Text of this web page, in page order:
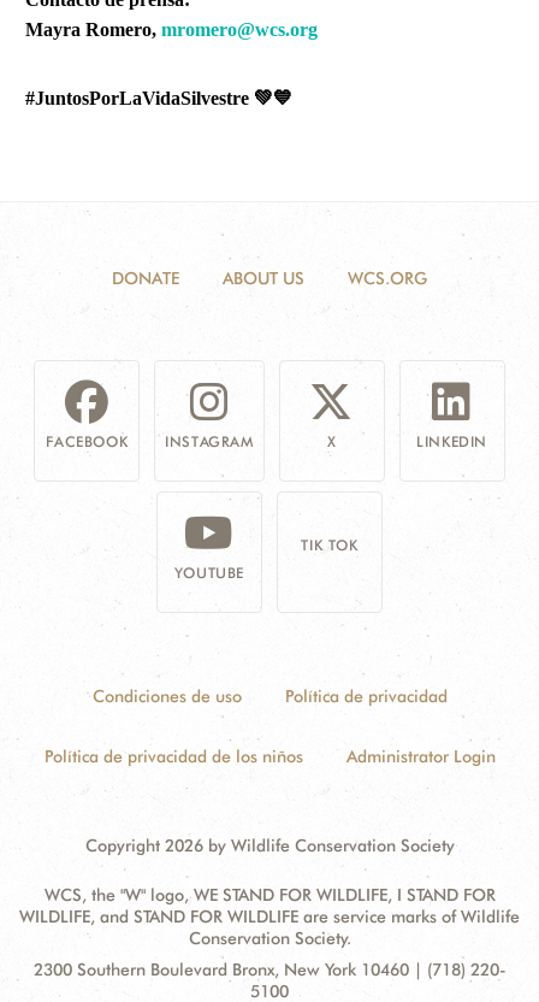
Mayra Romero, mromero@wcs.org
#JuntosPorLaVidaSilvestre 💚💙
DONATE ABOUT US WCS.ORG
FACEBOOK INSTAGRAM X LINKEDIN
YOUTUBE
TIK TOK
Condiciones de uso Política de privacidad
Política de privacidad de los niños Administrator Login
Copyright 2026 by Wildlife Conservation Society
WCS, the "W" logo, WE STAND FOR WILDLIFE, I STAND FOR
WILDLIFE, and STAND FOR WILDLIFE are service marks of Wildlife
Conservation Society.
Contact
Address:
2300 Southern Boulevard Bronx, New York 10460 | (718) 220-
5100